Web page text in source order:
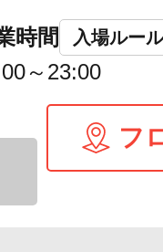
時間 入場ルール
～23:00
フ